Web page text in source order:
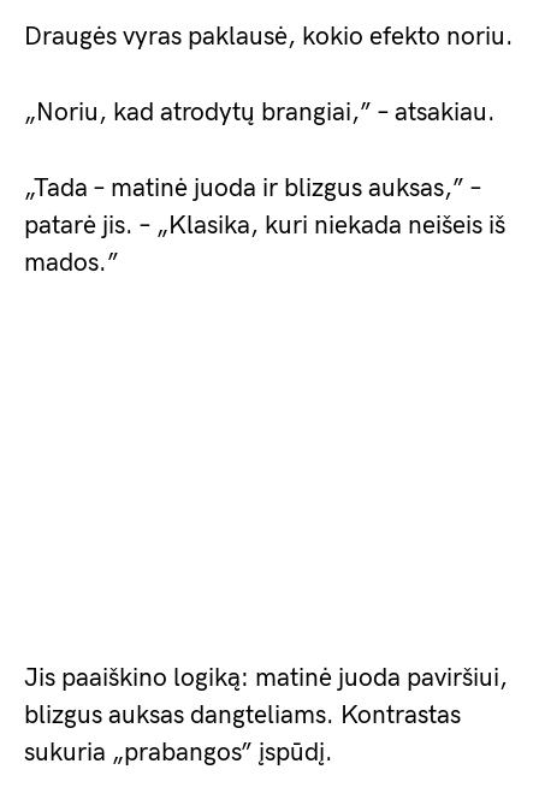
Draugės vyras paklausė, kokio efekto noriu.
„Noriu, kad atrodytų brangiai,” – atsakiau.
„Tada – matinė juoda ir blizgus auksas,” –
patarė jis. – „Klasika, kuri niekada neišeis iš
mados.”
Jis paaiškino logiką: matinė juoda paviršiui,
blizgus auksas dangteliams. Kontrastas
sukuria „prabangos” įspūdį.